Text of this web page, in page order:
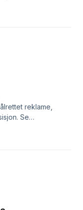
og dine valg om
reklame,
Se
og dine valg om